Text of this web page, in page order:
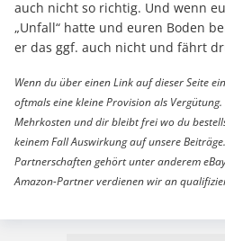
auch nicht so richtig. Und wenn
„Unfall“ hatte und euren Boden
er das ggf. auch nicht und fährt
Wenn du über einen Link auf dieser Seite
oftmals eine kleine Provision als
Mehrkosten und dir bleibt frei wo du
keinem Fall Auswirkung auf unsere
Partnerschaften gehört unter anderem
Amazon-Partner verdienen wir an